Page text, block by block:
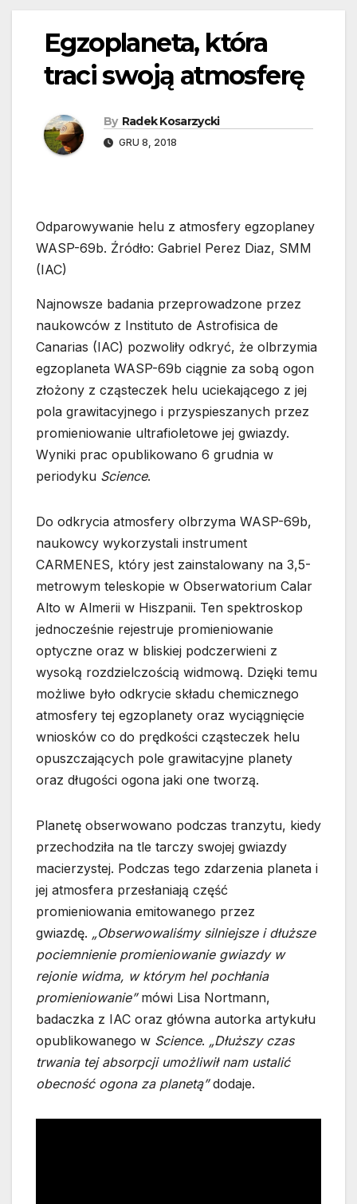
Egzoplaneta, która
traci swoją atmosferę
By Radek Kosarzycki
GRU 8, 2018
Odparowywanie helu z atmosfery egzoplaney
WASP-69b. Źródło: Gabriel Perez Diaz, SMM
(IAC)
Najnowsze badania przeprowadzone przez
naukowców z Instituto de Astrofisica de
Canarias (IAC) pozwoliły odkryć, że olbrzymia
egzoplaneta WASP-69b ciągnie za sobą ogon
złożony z cząsteczek helu uciekającego z jej
pola grawitacyjnego i przyspieszanych przez
promieniowanie ultrafioletowe jej gwiazdy.
Wyniki prac opublikowano 6 grudnia w
periodyku Science.
Do odkrycia atmosfery olbrzyma WASP-69b,
naukowcy wykorzystali instrument
CARMENES, który jest zainstalowany na 3,5-
metrowym teleskopie w Obserwatorium Calar
Alto w Almerii w Hiszpanii. Ten spektroskop
jednocześnie rejestruje promieniowanie
optyczne oraz w bliskiej podczerwieni z
wysoką rozdzielczością widmową. Dzięki temu
możliwe było odkrycie składu chemicznego
atmosfery tej egzoplanety oraz wyciągnięcie
wniosków co do prędkości cząsteczek helu
opuszczających pole grawitacyjne planety
oraz długości ogona jaki one tworzą.
Planetę obserwowano podczas tranzytu, kiedy
przechodziła na tle tarczy swojej gwiazdy
macierzystej. Podczas tego zdarzenia planeta i
jej atmosfera przesłaniają część
promieniowania emitowanego przez
gwiazdę. „Obserwowaliśmy silniejsze i dłuższe
pociemnienie promieniowanie gwiazdy w
rejonie widma, w którym hel pochłania
promieniowanie”mówi Lisa Nortmann,
badaczka z IAC oraz główna autorka artykułu
opublikowanego w Science. „Dłuższy czas
trwania tej absorpcji umożliwił nam ustalić
obecność ogona za planetą”dodaje.